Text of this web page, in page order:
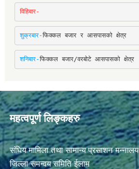
विहिबार-
शुक्रबार-फिक्कल बजार र आसपासको क्षेत्र
शनिबार-फिक्कल बजार/वरबोटे आसपासको क्षेत्र
महत्वपूर्ण लिङ्कहरु
संघिय मामिला तथा सामान्य प्रसाशन मन्नालय
जिल्ला समन्वय समिति ईलाम